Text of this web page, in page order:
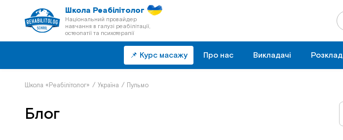
Школа Реабілітолог
Національний провайдер
навчання в галузі реабілітації,
остеопатії та психотерапії
📌 Курс масажу Про нас Викладачі Розклад
Школа «Реабілітолог» / Україна / Пульмо
Блог